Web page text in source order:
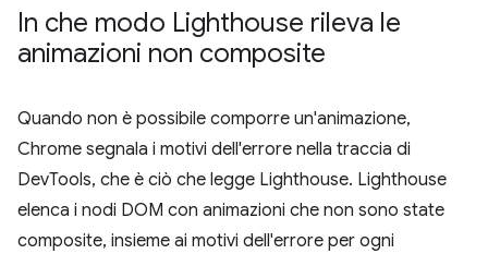
In che modo Lighthouse rileva le
animazioni non composite
Quando non è possibile comporre un'animazione,
Chrome segnala i motivi dell'errore nella traccia di
DevTools, che è ciò che legge Lighthouse. Lighthouse
elenca i nodi DOM con animazioni che non sono state
composite, insieme ai motivi dell'errore per ogni